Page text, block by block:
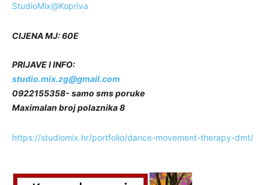
StudioMix@Kopriva
CIJENA MJ: 60E
PRIJAVE I INFO:
studio.mix.zg@gmail.com
0922155358- samo sms poruke
Maximalan broj polaznika 8
https://studiomix.hr/portfolio/dance-movement-therapy-dmt/